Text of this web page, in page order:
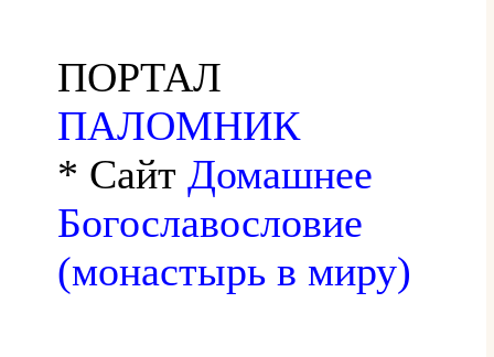
ПОРТАЛ
ПАЛОМНИК
* Сайт Домашнее
Богославословие
(монастырь в миру)